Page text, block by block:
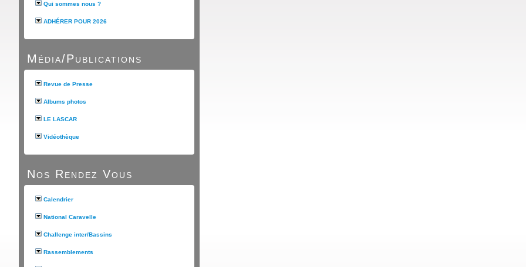
Qui sommes nous ?
ADHÉRER POUR 2026
Média/Publications
Revue de Presse
Albums photos
LE LASCAR
Vidéothèque
Nos Rendez Vous
Calendrier
National Caravelle
Challenge inter/Bassins
Rassemblements